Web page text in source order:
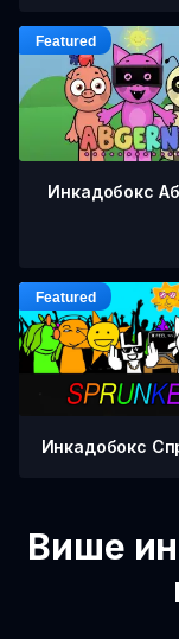
Инкадобокс
Инкадобокс
Више